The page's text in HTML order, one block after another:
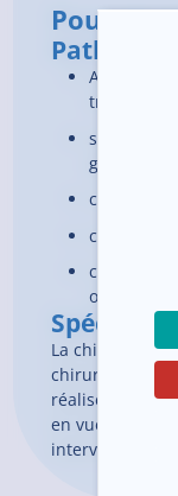
Pour en
Abords
traitement
spécialité
chirurgie
chirurgie
chirurgie
orale.
Spécificités
La chirurgie
chirurgicaux
réalisés – dans
en vue de la
intervention,